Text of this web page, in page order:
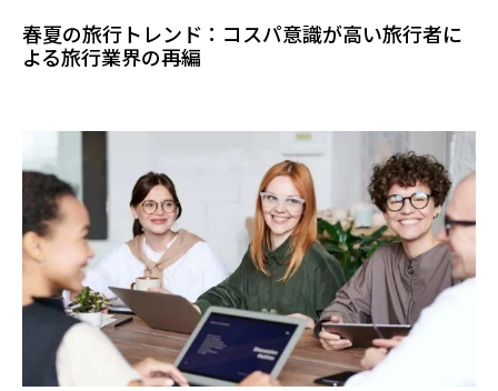
春夏の旅行トレンド：コスパ意識が高い旅行者に
よる旅行業界の再編